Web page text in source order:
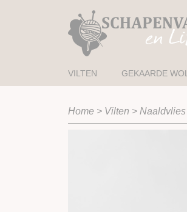
VILTEN GEKAARDE WOL
Home > Vilten > Naaldvlies